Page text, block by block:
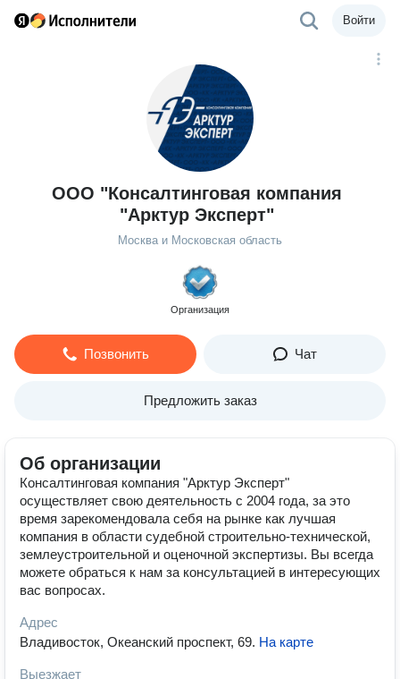
Войти
ООО "Консалтинговая компания
"Арктур Эксперт"
Москва и Московская область
Организация
Позвонить Чат
Предложить заказ
Об организации
Консалтинговая компания "Арктур Эксперт"
осуществляет свою деятельность с 2004 года, за это
время зарекомендовала себя на рынке как лучшая
компания в области судебной строительно-технической,
землеустроительной и оценочной экспертизы. Вы всегда
можете обраться к нам за консультацией в интересующих
вас вопросах.
Адрес
Владивосток, Океанский проспект, 69. На карте
Выезжает